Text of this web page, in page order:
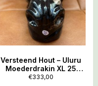
Versteend Hout – Uluru
Moederdrakin XL 25
(17x10x8 cm – 1367 gr):
€333,00